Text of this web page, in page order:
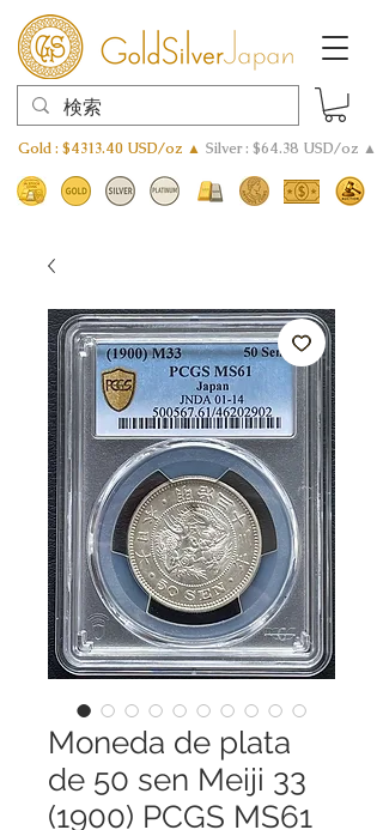
Gold : $4313.40 USD/oz ▲ Silver : $64.38 USD/oz ▲
Moneda de plata
de 50 sen Meiji 33
(1900) PCGS MS61